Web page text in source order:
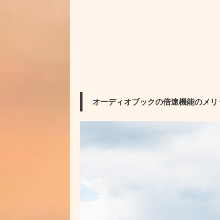
オーディオブックの倍速機能のメリ